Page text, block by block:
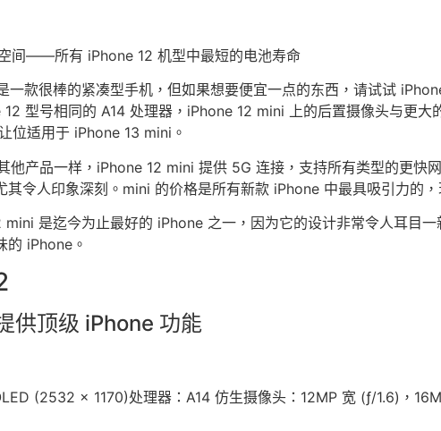
间——所有 iPhone 12 机型中最短的电池寿命
一款很棒的紧凑型手机，但如果想要便宜一点的东西，请试试
型号相同的 A14 处理器，iPhone 12 mini 上的后置摄像头与更
位适用于 iPhone 13 mini。
他产品一样，iPhone 12 mini 提供 5G 连接，支持所有类型的更
其令人印象深刻。mini 的价格是所有新款 iPhone 中最具吸引力的
mini 是迄今为止最好的 iPhone 之一，因为它的设计非常令人耳目
的 iPhone。
供顶级 iPhone 功能
(2532 x 1170)处理器：A14 仿生摄像头：12MP 宽 (ƒ/1.6)，